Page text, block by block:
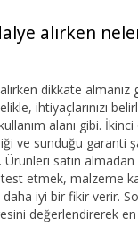
alırken
dikkate almanız
ihtiyaçlarınızı
alanı gibi.
ve sunduğu garanti
Ürünleri satın
etmek, malzeme
iyi bir fikir verir.
değerlendirerek